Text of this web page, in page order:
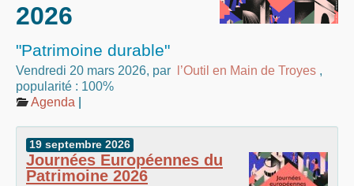
Contact
2026
"Patrimoine durable"
Vendredi 20 mars 2026, par l’Outil en Main de Troyes ,
popularité : 100%
Agenda
19 septembre 2026
Journées Européennes du
Patrimoine 2026